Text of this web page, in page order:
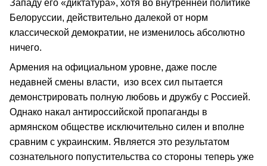
Западу его «диктатура», хотя во внутренней политике
Белоруссии, действительно далекой от норм
классической демократии, не изменилось абсолютно
ничего.
Армения на официальном уровне, даже после
недавней смены власти, изо всех сил пытается
демонстрировать полную любовь и дружбу с Россией.
Однако накал антироссийской пропаганды в
армянском обществе исключительно силен и вполне
сравним с украинским. Является это результатом
сознательного попустительства со стороны теперь уже